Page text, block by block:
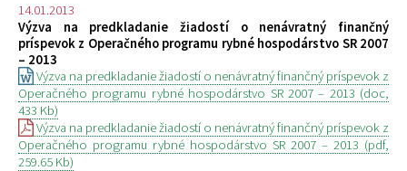
14.01.2013
Výzva na predkladanie žiadostí o nenávratný finančný
príspevok z Operačného programu rybné hospodárstvo SR 2007
– 2013
Výzva na predkladanie žiadostí o nenávratný finančný príspevok z
Operačného programu rybné hospodárstvo SR 2007 – 2013 (doc,
433 Kb)
Výzva na predkladanie žiadostí o nenávratný finančný príspevok z
Operačného programu rybné hospodárstvo SR 2007 – 2013 (pdf,
259.65 Kb)